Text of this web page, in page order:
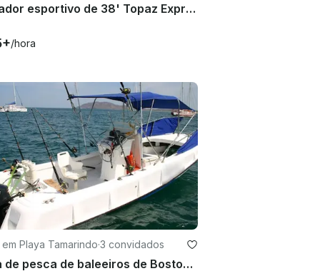
Pescador esportivo de 38' Topaz Express em Tamarindo
/hora
Playa Tamarindo·3 convidados
Carta de pesca de baleeiros de Boston de 22 pés em Tamarindo, Costa Rica